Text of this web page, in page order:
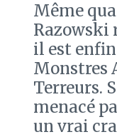
Même
Razowski
il est
Monstres
Terreurs.
menacé
un vrai